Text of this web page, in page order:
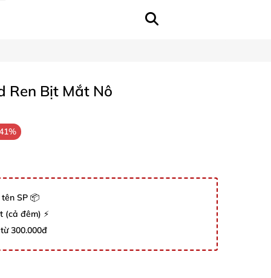
Ren Bịt Mắt Nô
SP 📦
(cả đêm) ⚡
300.000đ